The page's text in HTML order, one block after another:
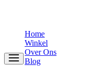
Home
Winkel
Over Ons
Blog